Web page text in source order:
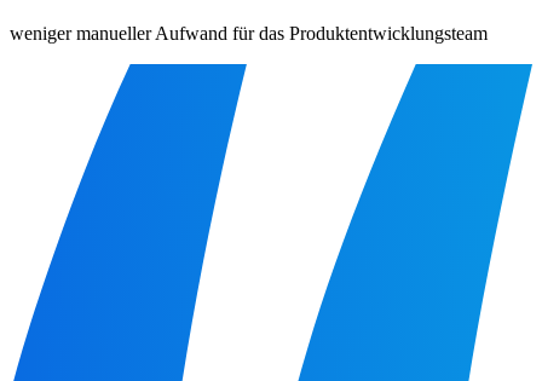
weniger manueller Aufwand für das Produktentwicklungsteam